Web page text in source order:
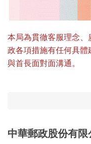
本局為貫徹客服理念
政各項措施有任何具
與首長面對面溝通。
中華郵政股份有